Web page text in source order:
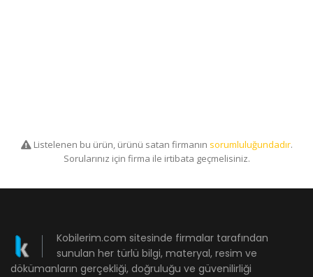
Listelenen bu ürün, ürünü satan firmanın sorumluluğundadır.
Sorularınız için firma ile irtibata geçmelisiniz.
Kobilerim.com sitesinde firmalar tarafından
sunulan her türlü bilgi, materyal, resim ve
dökümanların gerçekliği, doğruluğu ve güvenilirliği